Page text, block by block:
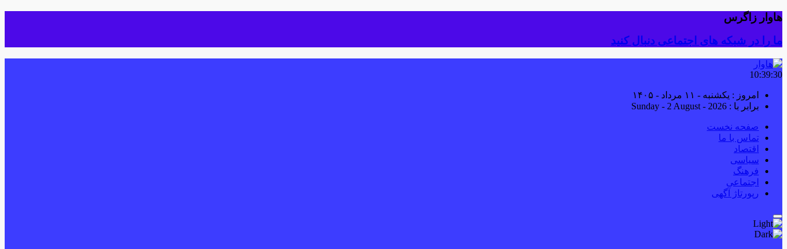
هاوار زاگرس
ما را در شبکه های اجتماعی دنبال کنید
10:39:31
امروز : یکشنبه - ۱۱ مرداد - ۱۴۰۵
برابر با : Sunday - 2 August - 2026
صفحه نخست
تماس با ما
اقتصاد
سیاسی
فرهنگ
اجتماعی
رپورتاژ آگهی